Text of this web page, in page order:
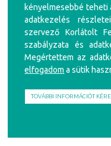
MEGSZEREZHETI
KINCSEM+ SZAKÉRTŐI
Deauville – galopp –
kényelmesebbé
adatkezelés
szervező Korlátolt
szabályzata és
Megértettem az
elfogadom a sütik
TOVÁBBI INFORMÁCIÓT